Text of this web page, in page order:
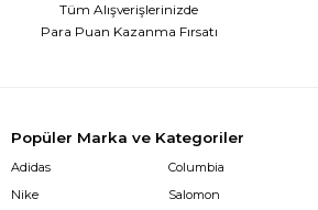
Tüm Alışverişlerinizde
Para Puan Kazanma Fırsatı
Popüler Marka ve Kategoriler
Adidas
Nike
Columbia
Salomon